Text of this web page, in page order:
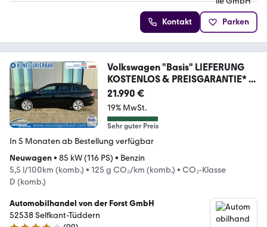
Kontakt Parken
Volkswagen "Basis" LIEFERUNG
KOSTENLOS & PREISGARANTIE* ...
21.990 €
19% MwSt.
Sehr guter Preis
In 5 Monaten ab Bestellung verfügbar
Neuwagen• 85 kW (116 PS) • Benzin
5,5 l/100km (komb.) • 125 g CO₂/km (komb.) • CO₂-Klasse
D (komb.)
Automobilhandel von der Forst GmbH
52538 Selfkant-Tüddern